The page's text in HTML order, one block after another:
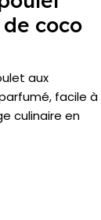
coco
aux
facile à
culinaire en